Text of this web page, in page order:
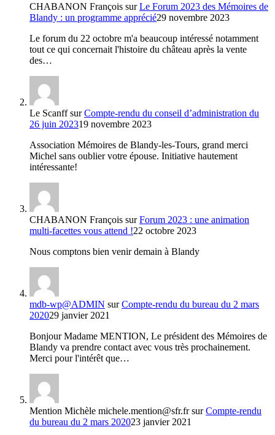
CHABANON François surLe Forum 2023 des Mémoires de
Blandy : un programme apprécié29 novembre 2023
Le forum du 22 octobre m'a beaucoup intéressé notamment
tout ce qui concernait l'histoire du château après la vente
des…
Le ScanffsurCompte-rendu du conseil d’administration du
26 juin 202319 novembre 2023
Association Mémoires de Blandy-les-Tours, grand merci
Michel sans oublier votre épouse. Initiative hautement
intéressante!
CHABANON François surForum 2023 : une animation
multi-facettes vous attend !22 octobre 2023
Nous comptons bien venir demain à Blandy
mdb-wp@ADMIN surCompte-rendu du bureau du 2 mars
202029 janvier 2021
Bonjour Madame MENTION, Le président des Mémoires de
Blandy va prendre contact avec vous très prochainement.
Merci pour l'intérêt que…
Mention Michèle michele.mention@sfr.frsurCompte-rendu
du bureau du 2 mars 202023 janvier 2021